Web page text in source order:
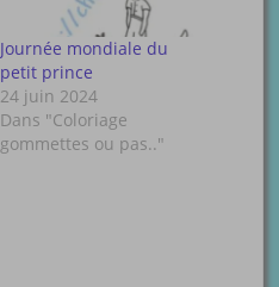
Journée mondiale du
petit prince
24 juin 2024
Dans "Coloriage
gommettes ou pas.."